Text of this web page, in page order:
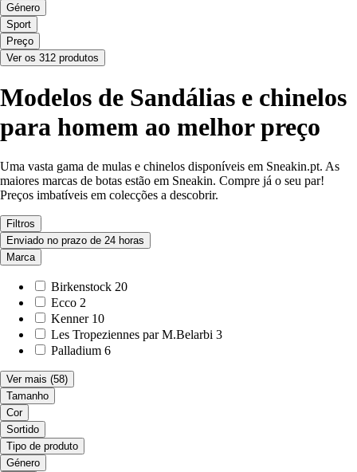
Género
Sport
Preço
Ver os 312 produtos
Modelos de Sandálias e chinelos
para homem ao melhor preço
Uma vasta gama de mulas e chinelos disponíveis em Sneakin.pt. As
maiores marcas de botas estão em Sneakin. Compre já o seu par!
Preços imbatíveis em colecções a descobrir.
Filtros
Enviado no prazo de 24 horas
Marca
Birkenstock 20
Ecco 2
Kenner 10
Les Tropeziennes par M.Belarbi 3
Palladium 6
Ver mais (58)
Tamanho
Cor
Sortido
Tipo de produto
Género